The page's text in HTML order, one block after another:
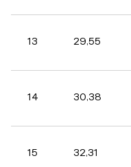
13 29,55
14 30,38
15 32,31